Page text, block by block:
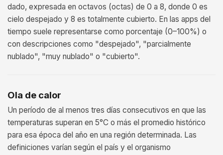
dado, expresada en octavos (octas) de 0 a 8, donde 0 es
cielo despejado y 8 es totalmente cubierto. En las apps del
tiempo suele representarse como porcentaje (0–100%) o
con descripciones como "despejado", "parcialmente
nublado", "muy nublado" o "cubierto".
Ola de calor
Un período de al menos tres días consecutivos en que las
temperaturas superan en 5°C o más el promedio histórico
para esa época del año en una región determinada. Las
definiciones varían según el país y el organismo